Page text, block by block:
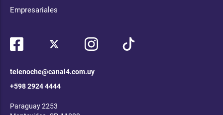
Empresariales
telenoche@canal4.com.uy
+598 2924 4444
Paraguay 2253